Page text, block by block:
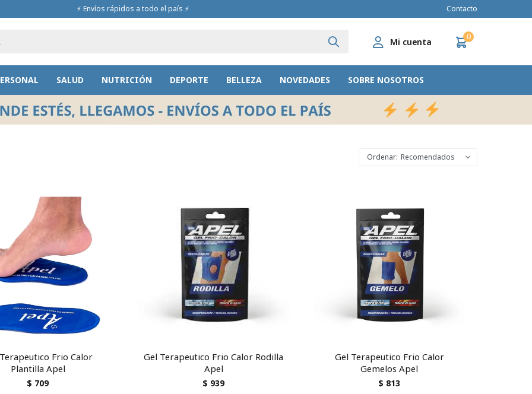
SALUD NUTRICIÓN DEPORTE BELLEZA NOVEDADES SOBRE NOSOTROS
0
⚡ Envíos rápidos a todo el país ⚡ Contacto
Recomendados
Frio Calor
Plantilla Apel
$ 709
Gel Terapeutico Frio Calor Rodilla
Apel
$ 939
Gel Terapeutico Frio Calor
Gemelos Apel
$ 813